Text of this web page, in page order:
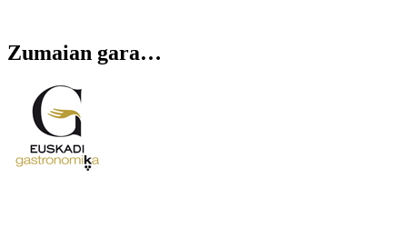
Zumaian gara…